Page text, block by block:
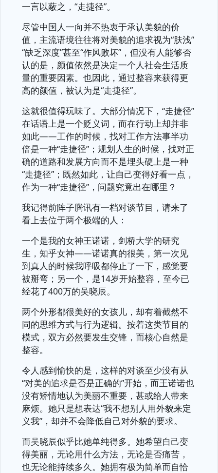
一言以蔽之，“走捷径”。
尽管中国人一向并不热衷于承认美貌的价
值，主流语境往往将对美貌的追求视为“肤浅”
“缺乏深度”甚至“作风败坏”，但没有人能够否
认的是，颜值依然是决定一个人社会生活质
量的重要因素。也因此，通过整容来获得更
高的颜值，被认为是“走捷径”。
这就很值得玩味了。大部分情况下，“走捷径”
在话语上是一个贬义词，而在行动上却并非
如此——工作的时候，找对工作方法事半功
倍是一种“走捷径”；规划人生的时候，找对正
确的道路和发展方向而不是埋头硬上是一种
“走捷径”；既然如此，让自己变得好看一点，
作为一种“走捷径”，问题究竟出在哪里？
我记得前阵子腾讯有一档对谈节目，请来了
看上去位于两个极端的人：
一个是我的女神王诺诺，剑桥大学的研究
生，知乎女神——诺诺真的很美，第一次见
到真人的时候我呼吸都停止了一下，感觉要
被掰弯；另一个，是14岁开始整容，至今已
经花了400万的吴晓辰。
两个外形都很美好的女孩儿，却有着截然不
同的思维方式与行为逻辑。按着这类节目的
模式，双方必然要发生交锋，而核心自然是
整容。
令人感到愉快的是，这样的对谈至少没有从
“对美的追求是否是正确的”开始，而王诺诺也
没有矫情地认为美丽不重要，甚或给人带来
麻烦。她只是想表达“我不想别人用外貌来定
义我”，却并不会降低自己对外貌的要求。
而吴晓辰似乎比她单纯得多。她希望自己变
得美丽，无论用什么方法，无论是否痛苦，
也无论能持续多久。她拥有极为简单而自恰